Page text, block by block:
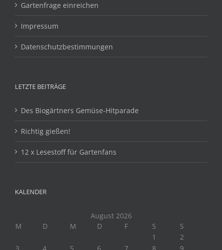
Gartenfrage einreichen
Impressum
Datenschutzbestimmungen
LETZTE BEITRÄGE
Des Biogärtners Gemüse-Hitparade
Richtig gießen!
12 x Lesestoff für Gartenfans
KALENDER
August 2026
M
D M D F S
S
1
2